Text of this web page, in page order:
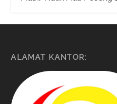
ALAMAT KANTOR: